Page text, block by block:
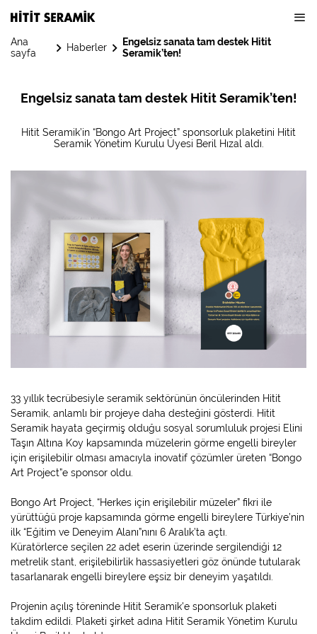
Ana
sayfa
Haberler
Engelsiz sanata tam destek Hitit
Seramik’ten!
Engelsiz sanata tam destek Hitit Seramik’ten!
Hitit Seramik’in “Bongo Art Project” sponsorluk plaketini Hitit
Seramik Yönetim Kurulu Üyesi Beril Hızal aldı.
33 yıllık tecrübesiyle seramik sektörünün öncülerinden Hitit
Seramik, anlamlı bir projeye daha desteğini gösterdi. Hitit
Seramik hayata geçirmiş olduğu sosyal sorumluluk projesi Elini
Taşın Altına Koy kapsamında müzelerin görme engelli bireyler
için erişilebilir olması amacıyla inovatif çözümler üreten “Bongo
Art Project”e sponsor oldu.
Bongo Art Project, “Herkes için erişilebilir müzeler” fikri ile
yürüttüğü proje kapsamında görme engelli bireylere Türkiye’nin
ilk “Eğitim ve Deneyim Alanı”nını 6 Aralık’ta açtı.
Küratörlerce seçilen 22 adet eserin üzerinde sergilendiği 12
metrelik stant, erişilebilirlik hassasiyetleri göz önünde tutularak
tasarlanarak engelli bireylere eşsiz bir deneyim yaşatıldı.
Projenin açılış töreninde Hitit Seramik'e sponsorluk plaketi
takdim edildi. Plaketi şirket adına Hitit Seramik Yönetim Kurulu